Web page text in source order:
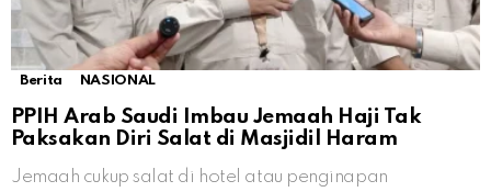
Berita NASIONAL
PPIH Arab Saudi Imbau Jemaah Haji Tak
Paksakan Diri Salat di Masjidil Haram
Jemaah cukup salat di hotel atau penginapan